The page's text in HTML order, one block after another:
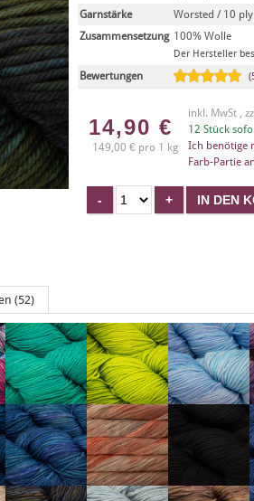
Garnstärke
Worsted / 10
Zusammensetzung 100% Wolle
Der Hersteller
Bewertungen
14,90 €
149,00 € pro 1 kg
inkl. MwSt ,
12 Stück
Ich benötige
Farb-Partie
(52)